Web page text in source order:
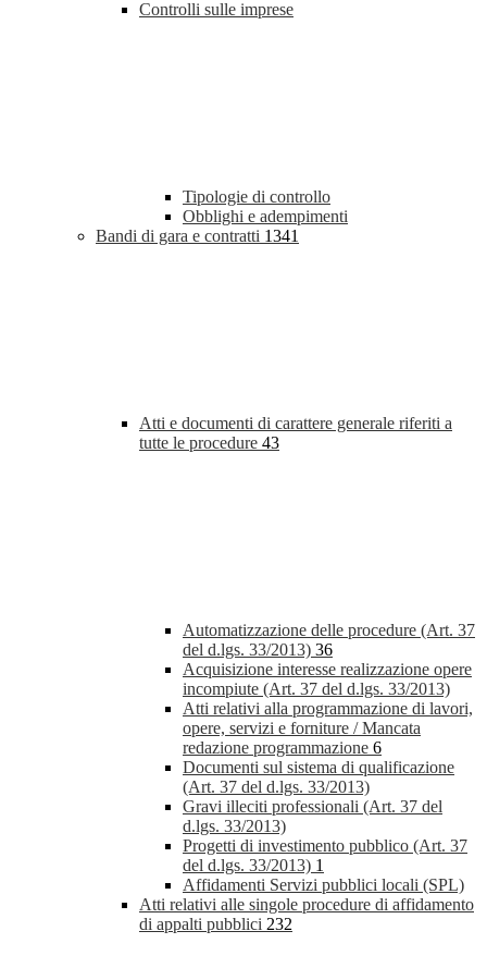
Controlli sulle imprese
Tipologie di controllo
Obblighi e adempimenti
Bandi di gara e contratti 1341
Atti e documenti di carattere generale riferiti a
tutte le procedure 43
Automatizzazione delle procedure (Art. 37
del d.lgs. 33/2013) 36
Acquisizione interesse realizzazione opere
incompiute (Art. 37 del d.lgs. 33/2013)
Atti relativi alla programmazione di lavori,
opere, servizi e forniture / Mancata
redazione programmazione 6
Documenti sul sistema di qualificazione
(Art. 37 del d.lgs. 33/2013)
Gravi illeciti professionali (Art. 37 del
d.lgs. 33/2013)
Progetti di investimento pubblico (Art. 37
del d.lgs. 33/2013) 1
Affidamenti Servizi pubblici locali (SPL)
Atti relativi alle singole procedure di affidamento
di appalti pubblici 232